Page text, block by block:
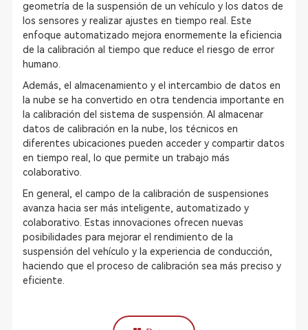
geometría de la suspensión de un vehículo y los datos de
los sensores y realizar ajustes en tiempo real. Este
enfoque automatizado mejora enormemente la eficiencia
de la calibración al tiempo que reduce el riesgo de error
humano.
Además, el almacenamiento y el intercambio de datos en
la nube se ha convertido en otra tendencia importante en
la calibración del sistema de suspensión. Al almacenar
datos de calibración en la nube, los técnicos en
diferentes ubicaciones pueden acceder y compartir datos
en tiempo real, lo que permite un trabajo más
colaborativo.
En general, el campo de la calibración de suspensiones
avanza hacia ser más inteligente, automatizado y
colaborativo. Estas innovaciones ofrecen nuevas
posibilidades para mejorar el rendimiento de la
suspensión del vehículo y la experiencia de conducción,
haciendo que el proceso de calibración sea más preciso y
eficiente.